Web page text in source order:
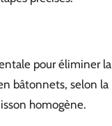
pour éliminer la
bâtonnets, selon la
homogène.